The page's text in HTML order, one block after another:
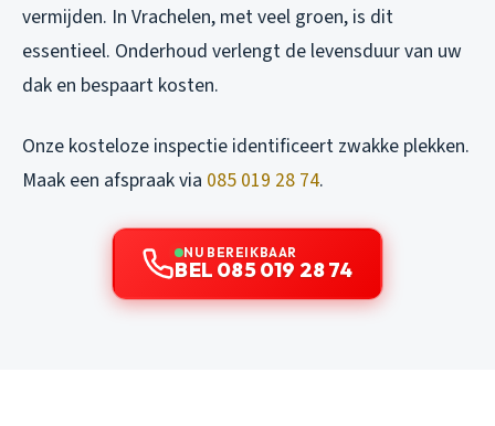
vermijden. In Vrachelen, met veel groen, is dit
essentieel. Onderhoud verlengt de levensduur van uw
dak en bespaart kosten.
Onze kosteloze inspectie identificeert zwakke plekken.
Maak een afspraak via 085 019 28 74.
NU BEREIKBAAR
BEL 085 019 28 74